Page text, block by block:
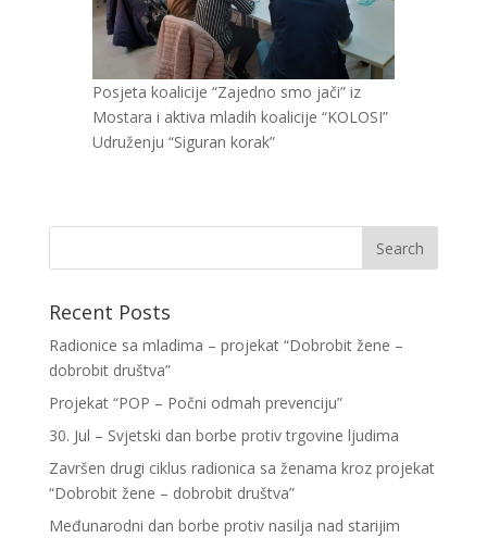
Posjeta koalicije “Zajedno smo jači” iz
Mostara i aktiva mladih koalicije “KOLOSI”
Udruženju “Siguran korak”
Recent Posts
Radionice sa mladima – projekat “Dobrobit žene –
dobrobit društva”
Projekat “POP – Počni odmah prevenciju”
30. Jul – Svjetski dan borbe protiv trgovine ljudima
Završen drugi ciklus radionica sa ženama kroz projekat
“Dobrobit žene – dobrobit društva”
Međunarodni dan borbe protiv nasilja nad starijim